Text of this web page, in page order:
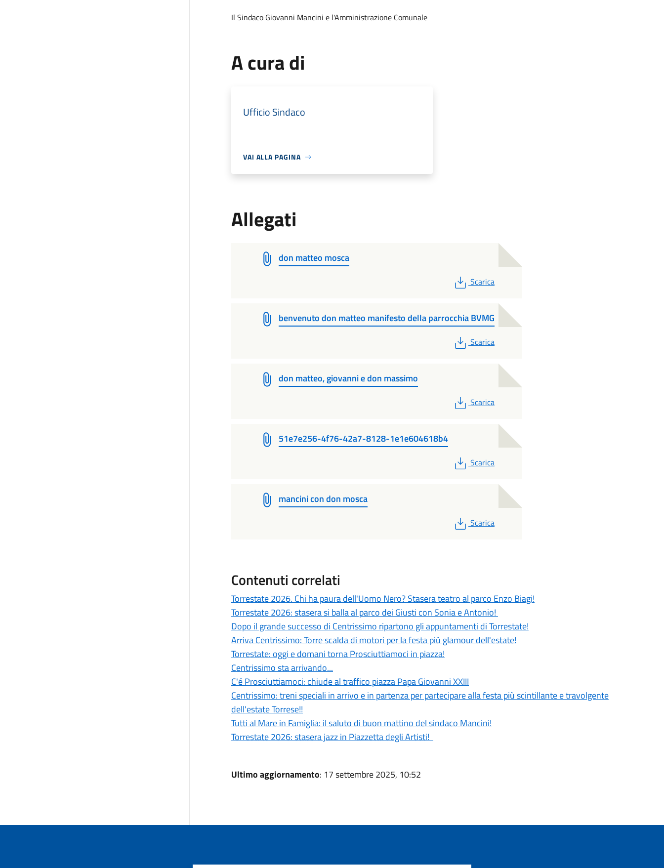
Il Sindaco Giovanni Mancini e l'Amministrazione Comunale
A cura di
Ufficio Sindaco
VAI ALLA PAGINA
Allegati
don matteo mosca
PDF
Scarica
benvenuto don matteo manifesto della parrocchia BVMG
PDF
Scarica
don matteo, giovanni e don massimo
PDF
Scarica
51e7e256-4f76-42a7-8128-1e1e604618b4
PDF
Scarica
mancini con don mosca
PDF
Scarica
Contenuti correlati
Torrestate 2026. Chi ha paura dell'Uomo Nero? Stasera teatro al parco Enzo Biagi!
Torrestate 2026: stasera si balla al parco dei Giusti con Sonia e Antonio!
Dopo il grande successo di Centrissimo ripartono gli appuntamenti di Torrestate!
Arriva Centrissimo: Torre scalda di motori per la festa più glamour dell'estate!
Torrestate: oggi e domani torna Prosciuttiamoci in piazza!
Centrissimo sta arrivando...
C'é Prosciuttiamoci: chiude al traffico piazza Papa Giovanni XXIII
Centrissimo: treni speciali in arrivo e in partenza per partecipare alla festa più scintillante e travolgente
dell'estate Torrese!!
Tutti al Mare in Famiglia: il saluto di buon mattino del sindaco Mancini!
Torrestate 2026: stasera jazz in Piazzetta degli Artisti!
Ultimo aggiornamento: 17 settembre 2025, 10:52